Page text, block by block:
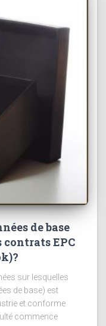
de base
contrats EPC
sur lesquelles
de base) est
et conforme
commence